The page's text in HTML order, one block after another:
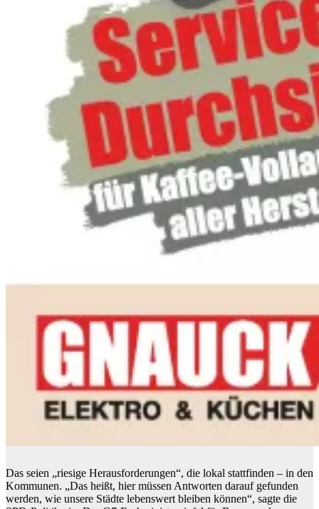
Das seien „riesige Herausforderungen“, die lokal stattfinden – in den
Kommunen. „Das heißt, hier müssen Antworten darauf gefunden
werden, wie unsere Städte lebenswert bleiben können“, sagte die